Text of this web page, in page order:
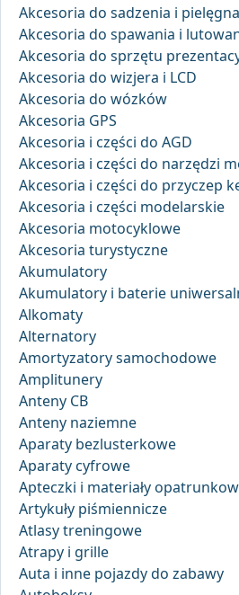
Akcesoria do sadzenia i
Akcesoria do spawania i
Akcesoria do sprzętu
Akcesoria do wizjera i LCD
Akcesoria do wózków
Akcesoria GPS
Akcesoria i części do AGD
Akcesoria i części do narzędzi
Akcesoria i części do przyczep
Akcesoria i części modelarskie
Akcesoria motocyklowe
Akcesoria turystyczne
Akumulatory
Akumulatory i baterie
Alkomaty
Alternatory
Amortyzatory samochodowe
Amplitunery
Anteny CB
Anteny naziemne
Aparaty bezlusterkowe
Aparaty cyfrowe
Apteczki i materiały
Artykuły piśmiennicze
Atlasy treningowe
Atrapy i grille
Auta i inne pojazdy do zabawy